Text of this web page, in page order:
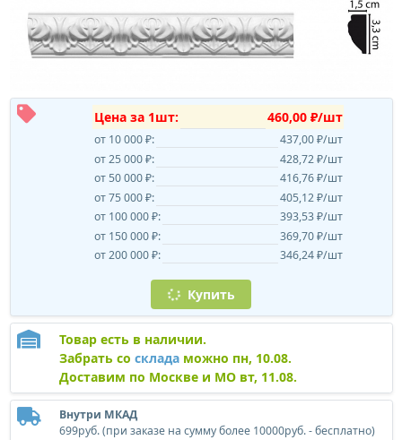
Цена за 1шт: 460,00 ₽/шт
от 10 000 ₽:
437,00 ₽/шт
от 25 000 ₽:
428,72 ₽/шт
от 50 000 ₽:
416,76 ₽/шт
от 75 000 ₽:
405,12 ₽/шт
от 100 000 ₽:
393,53 ₽/шт
от 150 000 ₽:
369,70 ₽/шт
от 200 000 ₽:
346,24 ₽/шт
Купить
Товар есть в наличии.
Забрать со складаможно пн, 10.08.
Доставим по Москве и МО вт, 11.08.
Внутри МКАД
699руб. (при заказе на сумму более 10000руб. - бесплатно)